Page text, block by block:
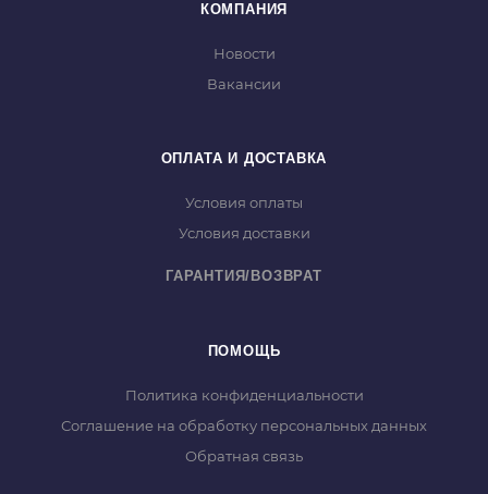
КОМПАНИЯ
Новости
Вакансии
ОПЛАТА И ДОСТАВКА
Условия оплаты
Условия доставки
ГАРАНТИЯ/ВОЗВРАТ
ПОМОЩЬ
Политика конфиденциальности
Соглашение на обработку персональных данных
Обратная связь